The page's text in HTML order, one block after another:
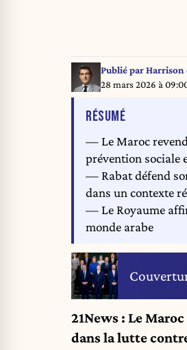
Publié parHarrison
28 mars 2026 à
RÉSUMÉDE L'ARTICLE
— Le Maroc
prévention sociale
— Rabat défend
dans un contexte
— Le Royaume
monde arabe
21News : Le
dans la lutte